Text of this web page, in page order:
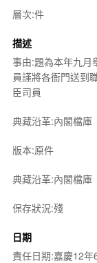
層次:件
描述
事由:題為本年九月
員謹將各衙門送到
臣司員
典藏沿革:內閣檔庫
版本:原件
典藏沿革:內閣檔庫
保存狀況:殘
日期
責任日期:嘉慶12年